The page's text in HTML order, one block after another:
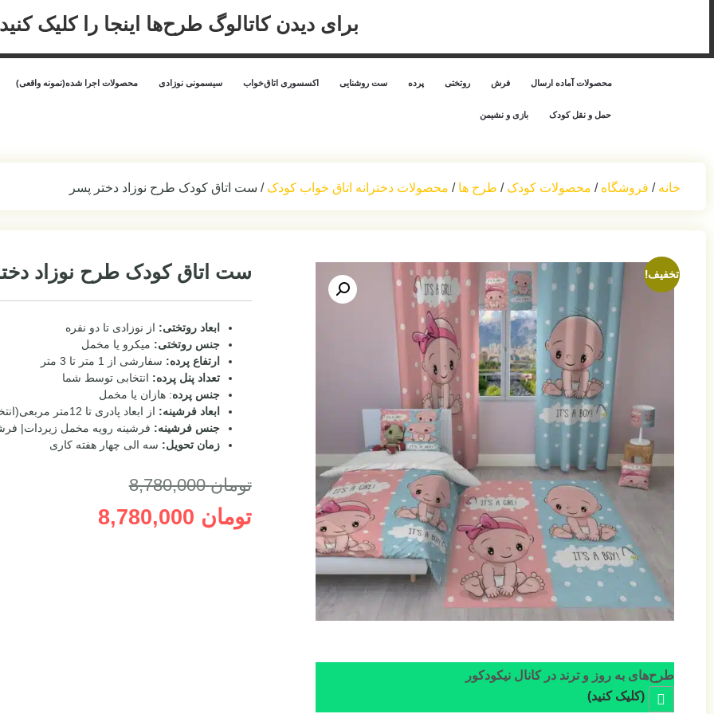
برای دیدن کاتالوگ طرح‌ها اینجا را کلیک کنید
محصولات آماده ارسال فرش روتختی پرده ست روشنایی اکسسوری اتاق‌خواب سیسمونی نوزادی محصولات اجرا شده(نمونه واقعی)
حمل‌ و نقل کودک بازی و نشیمن
خانه / فروشگاه / محصولات کودک / طرح ها / محصولات دخترانه اتاق خواب کودک / ست اتاق کودک طرح نوزاد دختر پسر
تخفیف!
طرح‌های به روز و ترند در کانال نیکودکور
(کلیک کنید)
ست اتاق کودک طرح نوزاد
ابعاد روتختی: از نوزادی تا دو نفره
جنس روتختی: میکرو یا مخمل
ارتفاع پرده: سفارشی از 1 متر تا 3 متر
تعداد پنل پرده: انتخابی توسط شما
جنس پرده: هازان یا مخمل
ابعاد فرشینه: از ابعاد پادری تا 12متر مربعی(انتخابی توسط شما)
جنس فرشینه: فرشینه رویه مخمل زیردات|
زمان تحویل: سه الی چهار هفته کاری
تومان8,780,000
تومان